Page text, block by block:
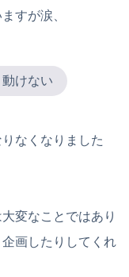
すが涙、
けない
なくなりました
変なことではあり
画したりしてくれ